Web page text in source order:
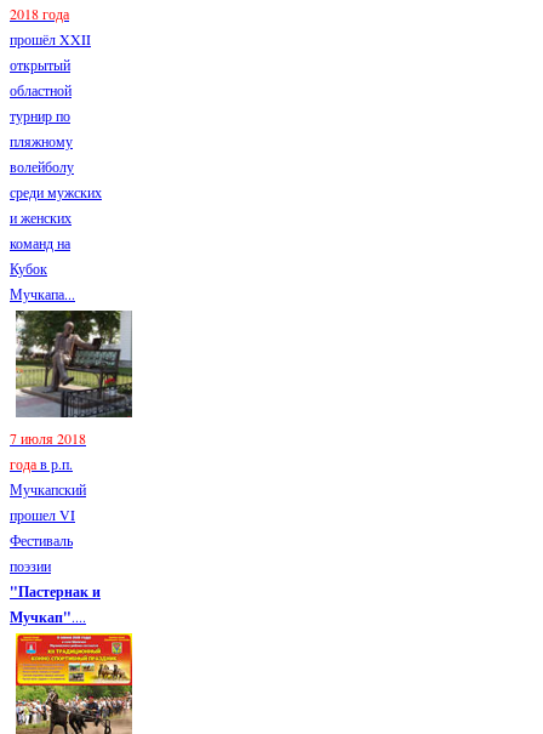
2018 года
прошёл XXII
открытый
областной
турнир по
пляжному
волейболу
среди мужских
и женских
команд на
Кубок
Мучкапа...
7 июля 2018
годав р.п.
Мучкапский
прошел VI
Фестиваль
поэзии
"Пастернак и
Мучкап"....